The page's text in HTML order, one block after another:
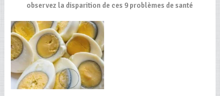
observez la disparition de ces 9 problèmes de santé